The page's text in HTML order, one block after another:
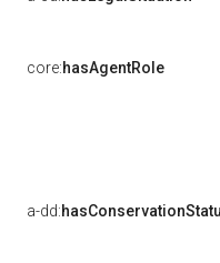
core:hasAgentRole
a-dd: